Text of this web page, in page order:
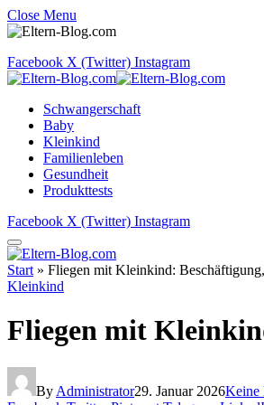
Close Menu
Facebook X (Twitter) Instagram
Schwangerschaft
Baby
Kleinkind
Familienleben
Gesundheit
Produkttests
Facebook X (Twitter) Instagram
Start » Fliegen mit Kleinkind:
Kleinkind
Fliegen mit
By Administrator29. Januar 2026Keine